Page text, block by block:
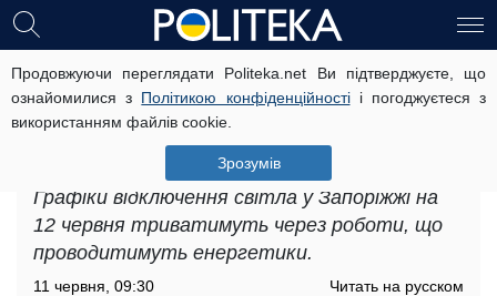
Продовжуючи переглядати Politeka.net Ви підтверджуєте, що
ознайомилися з Політикою конфіденційностіі погоджуєтеся з
використанням файлів cookie.
Зрозумів
Графіки відключення світла у
Запоріжжі на 12 червня: варто
підготуватися до тривалої
відсутності електрики
Графіки відключення світла у Запоріжжі на
12 червня триватимуть через роботи, що
проводитимуть енергетики.
11 червня, 09:30 Читать на русском